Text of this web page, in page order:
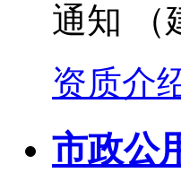
通知 （
资质介
市政公